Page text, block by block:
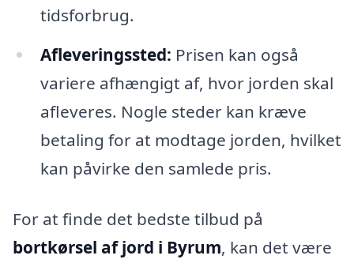
tidsforbrug.
Afleveringssted: Prisen kan også
variere afhængigt af, hvor jorden skal
afleveres. Nogle steder kan kræve
betaling for at modtage jorden, hvilket
kan påvirke den samlede pris.
For at finde det bedste tilbud på
bortkørsel af jord i Byrum, kan det være